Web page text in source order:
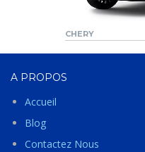
CHERY
A PROPOS
Accueil
Blog
Contactez Nous